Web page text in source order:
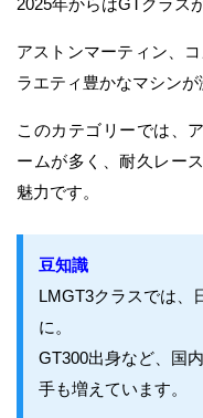
アストンマーティン、
ラエティ豊かなマシンが
このカテゴリーでは、
ームが多く、耐久レー
魅力です。
豆知識
LMGT3クラスでは、
に。
GT300出身など、国
手も増えています。